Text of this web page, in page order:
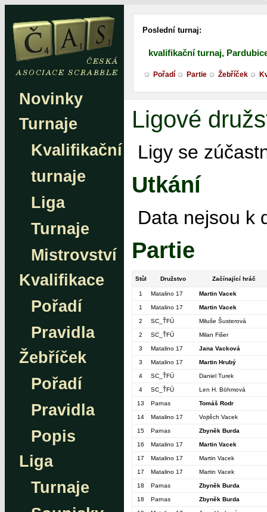
Novinky
Turnaje
Kvalifikační
turnaje
Liga
Turnaje
Mistrovství
Kvalifikace
Pořadí
Pravidla
Žebříček
Pořadí
Pravidla
Popis
Liga
Turnaje
Poslední turnaj:
kvalifikační turnaj,
Pořadí Partie Žebříček
Ligové
Ligy se
Utkání
Data nejsou k
Partie
Stůl Družstvo Začínající hráč
1 Matalino 17 Martin Vacek
1 Matalino 17 Martin Vacek
2 SC_ŤFÚ Miluše Šusterová
2 SC_ŤFÚ Milan Fišer
3 Matalino 17 Jana Vacková
3 Matalino 17 Martin Hrubý
4 SC_ŤFÚ Daniel Turek
4 SC_ŤFÚ Len H. Böhmová
13 Parnas Tomáš Rodr
14 Matalino 17 Vojtěch Vacek
15 Parnas Zbyněk Burda
16 Matalino 17 Martin Vacek
17 Matalino 17 Martin Vacek
17 Matalino 17 Martin Vacek
18 Parnas Zbyněk Burda
18 Parnas Zbyněk Burda